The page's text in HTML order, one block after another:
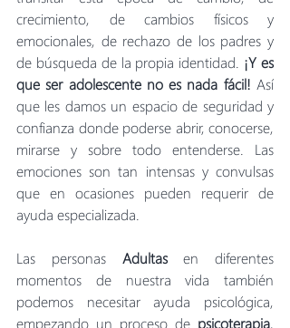
crecimiento, de cambios físicos y
emocionales, de rechazo de los padres y
de búsqueda de la propia identidad. ¡Y es
que ser adolescente no es nada fácil! Así
que les damos un espacio de seguridad y
confianza donde poderse abrir, conocerse,
mirarse y sobre todo entenderse. Las
emociones son tan intensas y convulsas
que en ocasiones pueden requerir de
ayuda especializada.
Las personas Adultas en diferentes
momentos de nuestra vida también
podemos necesitar ayuda psicológica,
empezando un proceso de psicoterapia,